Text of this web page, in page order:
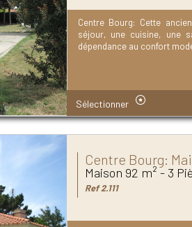
Centre Bourg: Cette
séjour, une cuisine, une
dépendance au confort
Sélectionner
Centre Bourg:
Maison 92 m² - 3
Ref 2.111